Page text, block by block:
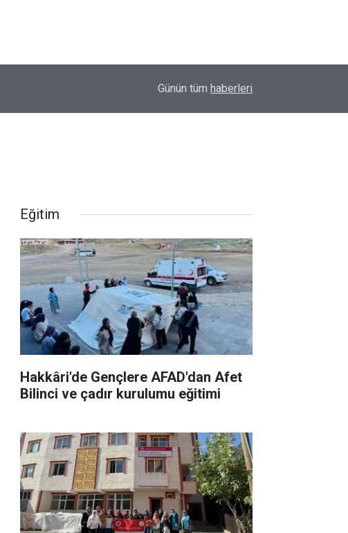
Hakkâri'de Gençlere AFAD'dan Afet Bilinci ve
Günün tüm haberleri
Eğitim
Hakkâri'de Gençlere AFAD'dan Afet
Bilinci ve çadır kurulumu eğitimi